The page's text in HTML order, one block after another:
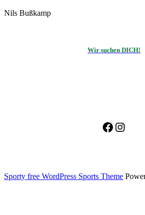
Nils Bußkamp
Wir suchen DICH!
Facebook
Sporty free WordPress Sports Theme